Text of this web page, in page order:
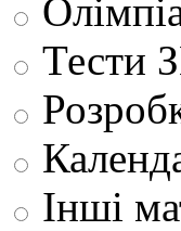
Тести
Інші